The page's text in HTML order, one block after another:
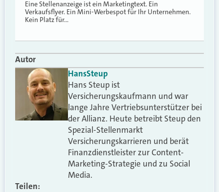
Eine Stellenanzeige ist ein Marketingtext. Ein
Verkaufsflyer. Ein Mini-Werbespot für Ihr Unternehmen.
Kein Platz für…
Autor
HansSteup
Hans Steup ist
Versicherungskaufmann und war
lange Jahre Vertriebsunterstützer bei
der Allianz. Heute betreibt Steup den
Spezial-Stellenmarkt
Versicherungskarrieren und berät
Finanzdienstleister zur Content-
Marketing-Strategie und zu Social
Media.
Teilen: